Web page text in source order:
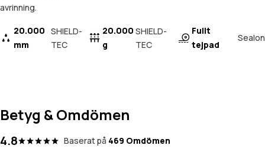
avrinning.
20.000
mm
SHIELD-
TEC
20.000
g
SHIELD-
TEC
Fullt
tejpad
Sealon
Betyg & Omdömen
4.8 Baserat på 469 Omdömen